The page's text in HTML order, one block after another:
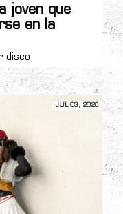
joven que
en la
disco
JUL 03, 2026